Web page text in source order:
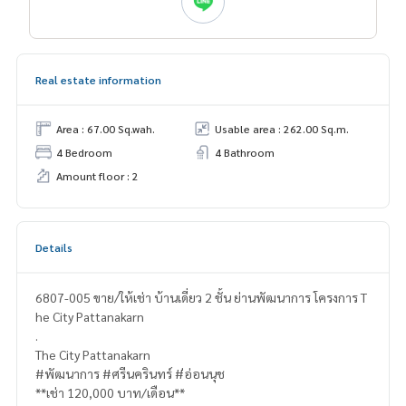
Real estate information
Area : 67.00 Sq.wah.
Usable area : 262.00 Sq.m.
4 Bedroom
4 Bathroom
Amount floor : 2
Details
6807-005 ขาย/ให้เช่า บ้านเดี่ยว 2 ชั้น ย่านพัฒนาการ โครงการ T
he City Pattanakarn
.
The City Pattanakarn
#พัฒนาการ #ศรีนครินทร์ #่อ่อนนุช
**เช่า 120,000 บาท/เดือน**